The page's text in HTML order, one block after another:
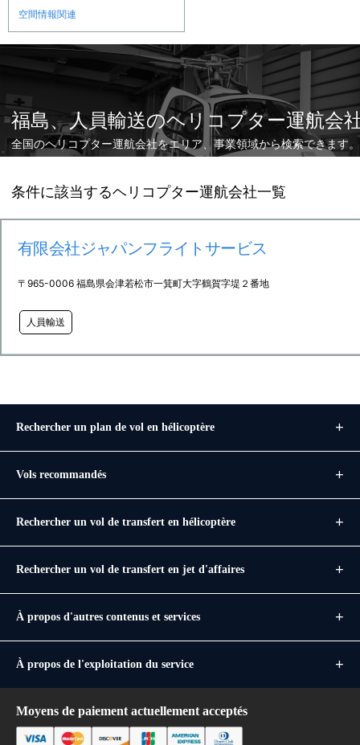
空間情報関連
福島、人員輸送のヘリコプター運航会
全国のヘリコプター運航会社をエリア、事業領域から検索できます。
条件に該当するヘリコプター運航会社一覧
有限会社ジャパンフライトサービス
〒965-0006 福島県会津若松市一箕町大字鶴賀字堤２番地
人員輸送
Rechercher un plan de vol en hélicoptère
Vols recommandés
Rechercher un vol de transfert en hélicoptère
Rechercher un vol de transfert en jet d'affaires
À propos d'autres contenus et services
À propos de l'exploitation du service
Moyens de paiement actuellement acceptés